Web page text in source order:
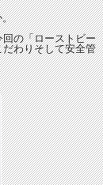
。
の「ローストビー
だわりそして安全管